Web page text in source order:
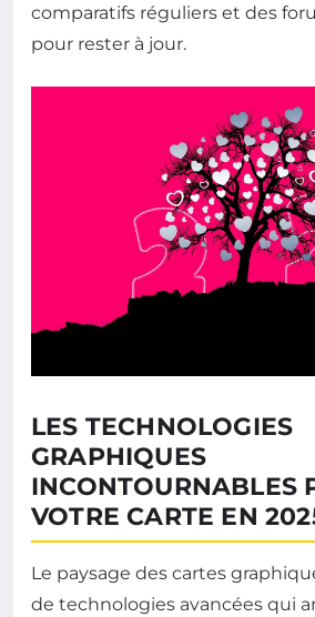
comparatifs réguliers et des
pour rester à jour.
LES TECHNOLOGIES
GRAPHIQUES
INCONTOURNABLES
VOTRE CARTE EN
Le paysage des cartes
de technologies avancées qui